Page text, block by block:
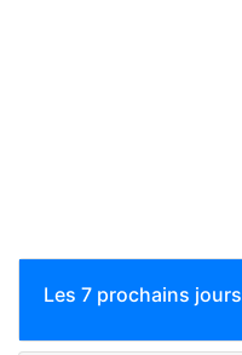
Les 7 prochains jours